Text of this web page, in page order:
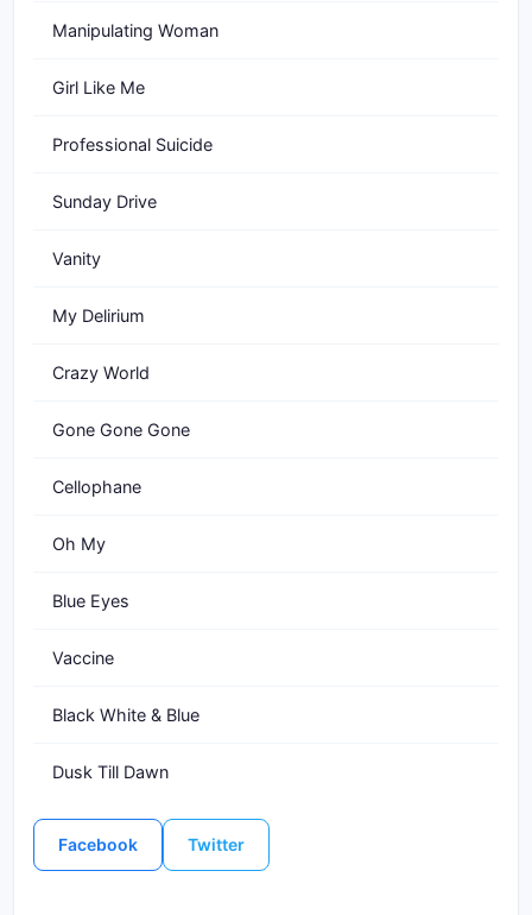
Manipulating Woman
Girl Like Me
Professional Suicide
Sunday Drive
Vanity
My Delirium
Crazy World
Gone Gone Gone
Cellophane
Oh My
Blue Eyes
Vaccine
Black White & Blue
Dusk Till Dawn
Facebook Twitter